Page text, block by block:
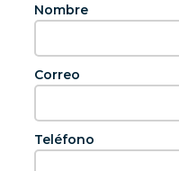
Nombre
Correo
Teléfono